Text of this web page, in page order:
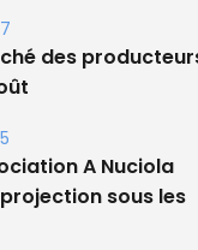
A Nuciola